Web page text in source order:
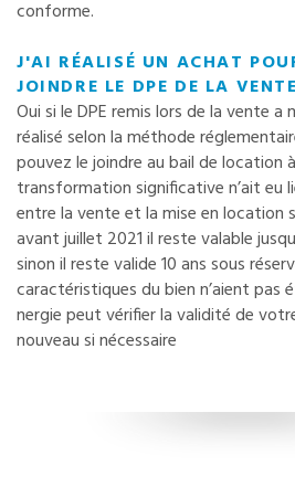
conforme.
J'AI RÉALISÉ UN ACHAT
JOINDRE LE DPE DE LA
Oui si le DPE remis lors de la vente a
réalisé selon la méthode
pouvez le joindre au bail de location
transformation significative n’ait eu
entre la vente et la mise en location
avant juillet 2021 il reste valable
sinon il reste valide 10 ans sous
caractéristiques du bien n’aient pas
nergie peut vérifier la validité de
nouveau si nécessaire